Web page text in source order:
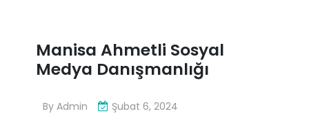
Manisa Ahmetli Sosyal
Medya Danışmanlığı
By Admin Şubat 6, 2024